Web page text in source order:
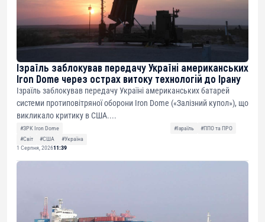
Ізраїль заблокував передачу Україні американських
Iron Dome через острах витоку технологій до Ірану
Ізраїль заблокував передачу Україні американських батарей
системи протиповітряної оборони Iron Dome («Залізний купол»), що
викликало критику в США....
#ЗРК Iron Dome #Ізраїль
#ППО та ПРО
#Світ
#США
#Україна
1 Серпня, 202611:39